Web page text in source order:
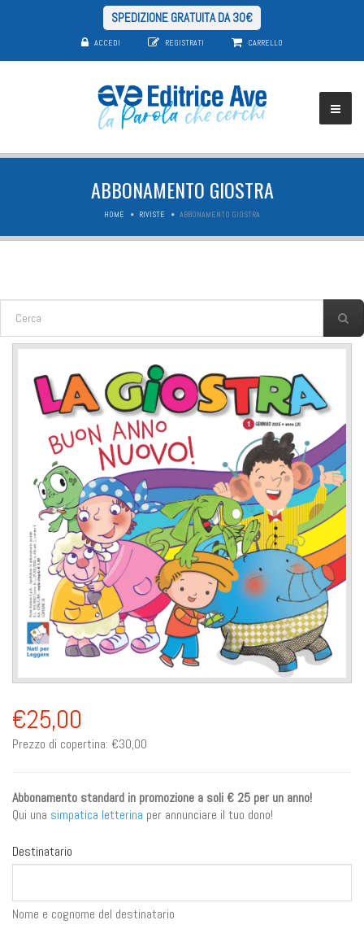
SPEDIZIONE GRATUITA DA 30€
ACCEDI REGISTRATI CARRELLO
ABBONAMENTO GIOSTRA
HOME RIVISTE ABBONAMENTO GIOSTRA
FORM DI RICERCA
€25,00
Prezzo di copertina: €30,00
Abbonamento standard in promozione a soli € 25 per un anno!
Qui una simpatica letterina per annunciare il tuo dono!
Destinatario
Nome e cognome del destinatario